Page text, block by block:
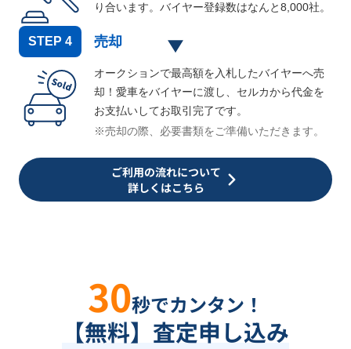
り合います。バイヤー登録数はなんと8,000社。
STEP 4 売却
オークションで最高額を入札したバイヤーへ売
却！愛車をバイヤーに渡し、セルカから代金を
お支払いしてお取引完了です。
※売却の際、必要書類をご準備いただきます。
ご利用の流れについて
詳しくはこちら
30秒でカンタン！
【無料】査定申し込み